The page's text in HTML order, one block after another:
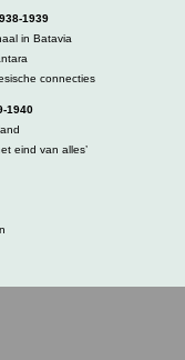
1939
in Batavia
connecties
1940
eind van alles’